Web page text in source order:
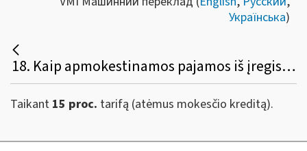
Українська)
18. Kaip apmokestinamos pajamos iš įregistruotos (pagal pažymą vykdomos) individualios veiklos?
Taikant 15 proc. tarifą (atėmus mokesčio kreditą).